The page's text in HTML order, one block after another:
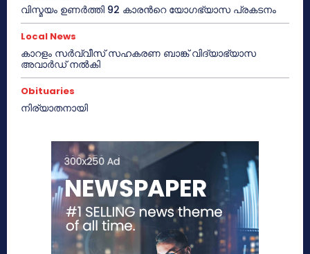
വിസ്മയം ഉണർത്തി 92 കാരൻറെ യോഗഭ്യാസ പ്രകടനം
Local News
കാറളം സർവ്വീസ് സഹകരണ ബാങ്ക് വിദ്യാഭ്യാസ
അവാർഡ് നൽകി
Obituaries
നിര്യാതനായി